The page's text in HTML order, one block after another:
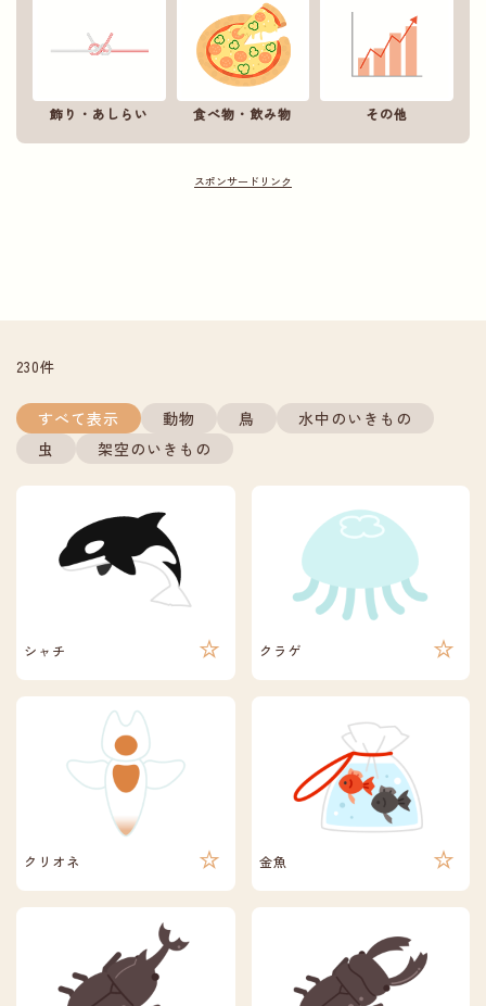
飾り・あしらい 食べ物・飲み物 その他
230件
すべて表示 動物 鳥
水中のいきもの
虫
架空のいきもの
シャチ クラゲ
クリオネ 金魚